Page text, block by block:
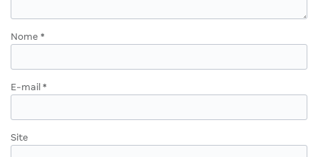
Nome *
E-mail *
Site